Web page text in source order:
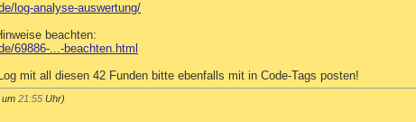
log-analyse-auswertung/
beachten:
69886-...-beachten.html
mit all diesen 42 Funden bitte ebenfalls mit in Code-Tags posten!
21:55 Uhr)